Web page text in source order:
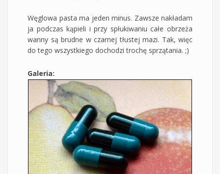
Węglowa pasta ma jeden minus. Zawsze nakładam
ja podczas kąpieli i przy spłukiwaniu całe obrzeża
wanny są brudne w czarnej tłustej mazi. Tak, więc
do tego wszystkiego dochodzi trochę sprzątania. ;)
Galeria: